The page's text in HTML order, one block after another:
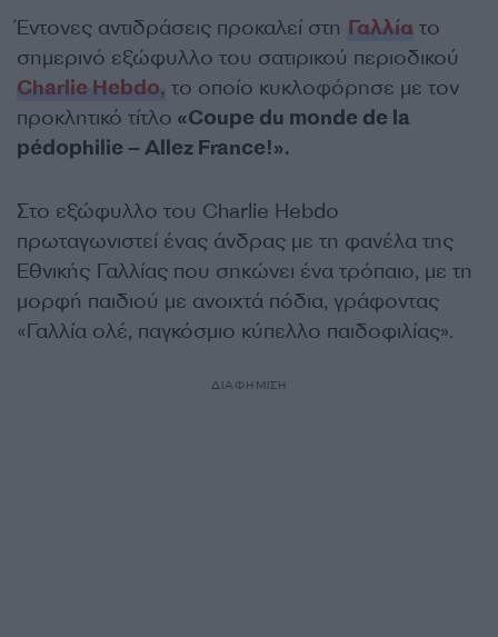
Έντονες αντιδράσεις προκαλεί στη Γαλλία το
σημερινό εξώφυλλο του σατιρικού περιοδικού
Charlie Hebdo, το οποίο κυκλοφόρησε με τον
προκλητικό τίτλο «Coupe du monde de la
pédophilie – Allez France!».
Στο εξώφυλλο του Charlie Hebdo
πρωταγωνιστεί ένας άνδρας με τη φανέλα της
Εθνικής Γαλλίας που σηκώνει ένα τρόπαιο, με τη
μορφή παιδιού με ανοιχτά πόδια, γράφοντας
«Γαλλία ολέ, παγκόσμιο κύπελλο παιδοφιλίας».
ΔΙΑΦΗΜΙΣΗ